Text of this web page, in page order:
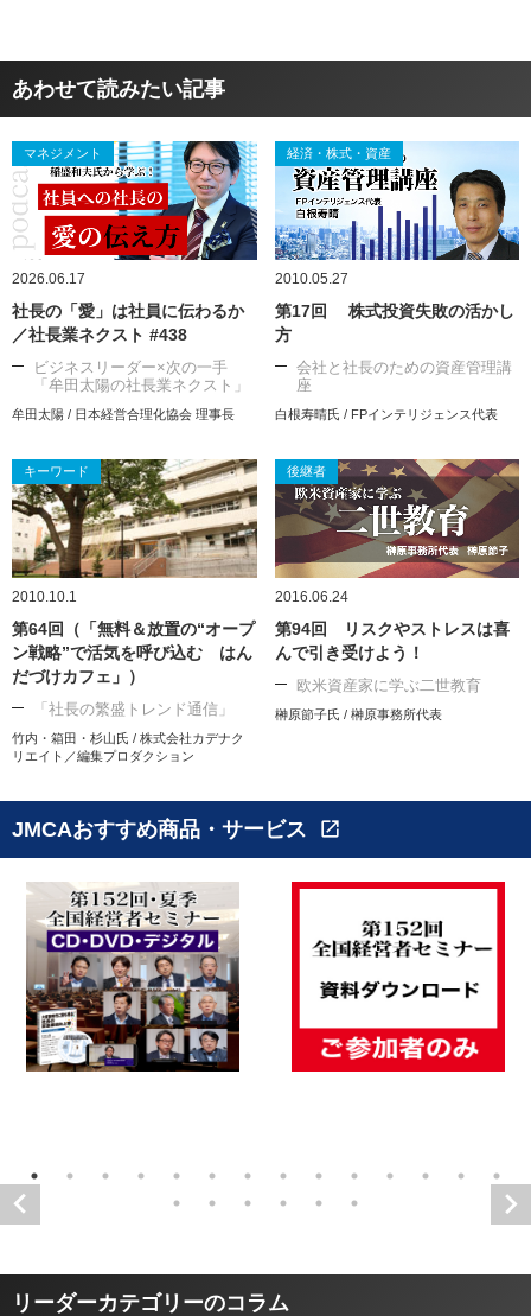
あわせて読みたい記事
マネジメント
2026.06.17
社長の「愛」は社員に伝わるか
／社長業ネクスト #438
ビジネスリーダー×次の一手
「牟田太陽の社長業ネクスト」
牟田太陽 / 日本経営合理化協会 理事長
経済・株式・資産
2010.05.27
第17回 株式投資失敗の活かし
方
会社と社長のための資産管理講
座
白根寿晴氏 / FPインテリジェンス代表
キーワード
2010.10.1
第64回（「無料＆放置の“オープ
ン戦略”で活気を呼び込む はん
だづけカフェ」）
「社長の繁盛トレンド通信」
竹内・箱田・杉山氏 / 株式会社カデナク
リエイト／編集プロダクション
後継者
2016.06.24
第94回 リスクやストレスは喜
んで引き受けよう！
欧米資産家に学ぶ二世教育
榊原節子氏 / 榊原事務所代表
JMCAおすすめ商品・サービス open_in_new
リーダーカテゴリーのコラム